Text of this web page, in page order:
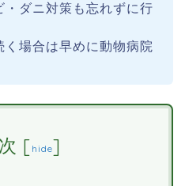
・ダニ対策も忘れずに行
く場合は早めに動物病院
[ hide]